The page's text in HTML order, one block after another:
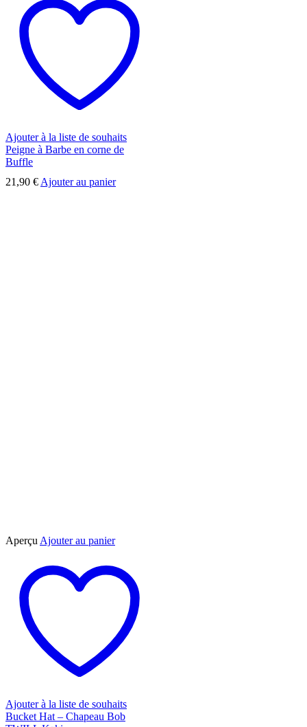
Ajouter à la liste de souhaits
Peigne à Barbe en corne de
Buffle
21,90 € Ajouter au panier
Aperçu Ajouter au panier
Ajouter à la liste de souhaits
Bucket Hat – Chapeau Bob